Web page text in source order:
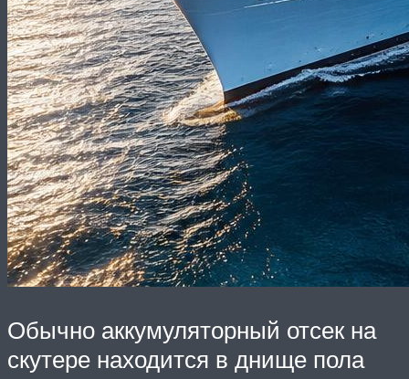
Обычно аккумуляторный отсек на
скутере находится в днище пола